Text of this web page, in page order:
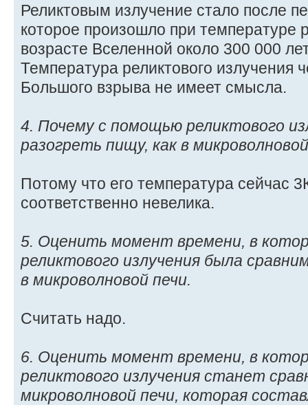
Реликтовым излучение стало после
которое произошло при температуре
возрасте Вселенной около 300 000
Температура реликтового излучения
Большого взрыва не имеет смысла.
4. Почему с помощью реликтового
разогреть пищу, как в
Потому что его температура сейчас
соответственно невелика.
5. Оценить момент времени, в
реликтового излучения была
в микроволновой печи.
Считать надо.
6. Оценить момент времени, в
реликтового излучения станет
микроволновой печи, которая